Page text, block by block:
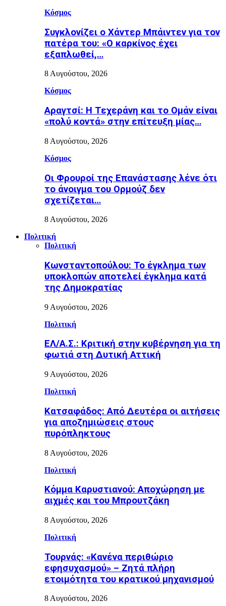
Κόσμος
Συγκλονίζει ο Χάντερ Μπάιντεν για τον
πατέρα του: «Ο καρκίνος έχει
εξαπλωθεί,…
8 Αυγούστου, 2026
Κόσμος
Αραγτσί: Η Τεχεράνη και το Ομάν είναι
«πολύ κοντά» στην επίτευξη μίας…
8 Αυγούστου, 2026
Κόσμος
Οι Φρουροί της Επανάστασης λένε ότι
το άνοιγμα του Ορμούζ δεν
σχετίζεται…
8 Αυγούστου, 2026
Πολιτική
Πολιτική
Κωνσταντοπούλου: Το έγκλημα των
υποκλοπών αποτελεί έγκλημα κατά
της Δημοκρατίας
9 Αυγούστου, 2026
Πολιτική
ΕΛ/Α.Σ.: Κριτική στην κυβέρνηση για τη
φωτιά στη Δυτική Αττική
9 Αυγούστου, 2026
Πολιτική
Κατσαφάδος: Από Δευτέρα οι αιτήσεις
για αποζημιώσεις στους
πυρόπληκτους
8 Αυγούστου, 2026
Πολιτική
Κόμμα Καρυστιανού: Αποχώρηση με
αιχμές και του Μπρουτζάκη
8 Αυγούστου, 2026
Πολιτική
Τουρνάς: «Κανένα περιθώριο
εφησυχασμού» – Ζητά πλήρη
ετοιμότητα του κρατικού μηχανισμού
8 Αυγούστου, 2026